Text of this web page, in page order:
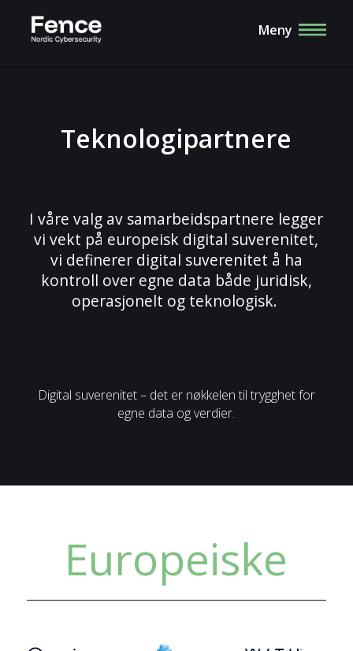
Meny
Teknologipartnere
I våre valg av samarbeidspartnere legger
vi vekt på europeisk digital suverenitet,
vi definerer digital suverenitet å ha
kontroll over egne data både juridisk,
operasjonelt og teknologisk.
Digital suverenitet – det er nøkkelen til trygghet for
egne data og verdier.
Europeiske